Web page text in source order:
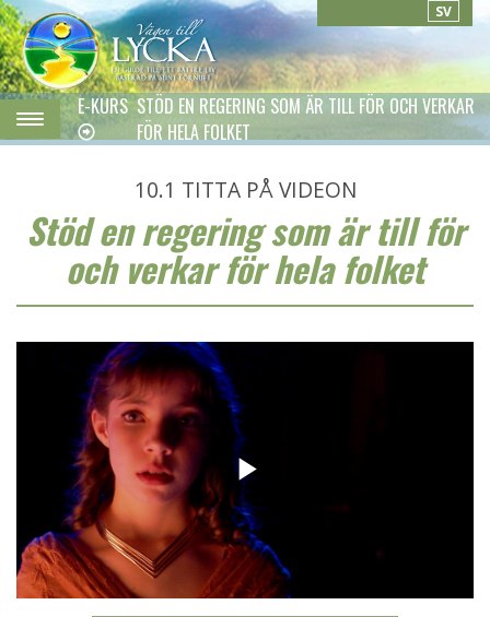
SV
E-KURS STÖD EN REGERING SOM ÄR TILL FÖR OCH VERKAR
FÖR HELA FOLKET
hela folket
hela folket
10.1 TITTA PÅ VIDEON
Stöd en regering som är till för
och verkar för hela folket
Play
Video